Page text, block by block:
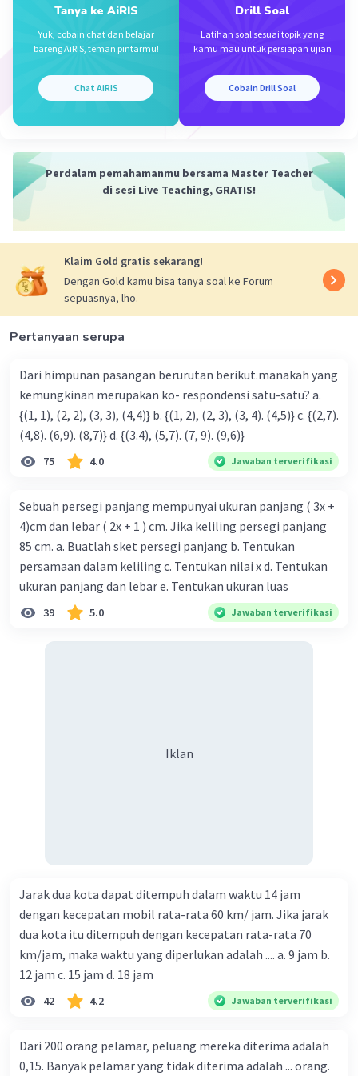
Iklan
Tanya ke AiRIS
Yuk, cobain chat dan belajar
bareng AiRIS, teman pintarmu!
Chat AiRIS
Drill Soal
Latihan soal sesuai topik yang
kamu mau untuk persiapan ujian
Cobain Drill Soal
Perdalam pemahamanmu bersama Master Teacher
di sesi Live Teaching, GRATIS!
Klaim Gold gratis sekarang!
Dengan Gold kamu bisa tanya soal ke Forum
sepuasnya, lho.
Pertanyaan serupa
Dari himpunan pasangan berurutan berikut.manakah yang
kemungkinan merupakan ko- respondensi satu-satu? a.
{(1, 1), (2, 2), (3, 3), (4,4)} b. {(1, 2), (2, 3), (3, 4). (4,5)} c. {(2,7).
(4,8). (6,9). (8,7)} d. {(3.4), (5,7). (7, 9). (9,6)}
75 4.0 Jawaban terverifikasi
Sebuah persegi panjang mempunyai ukuran panjang ( 3x +
4)cm dan lebar ( 2x + 1 ) cm. Jika keliling persegi panjang
85 cm. a. Buatlah sket persegi panjang b. Tentukan
persamaan dalam keliling c. Tentukan nilai x d. Tentukan
ukuran panjang dan lebar e. Tentukan ukuran luas
39 5.0 Jawaban terverifikasi
Iklan
Jarak dua kota dapat ditempuh dalam waktu 14 jam
dengan kecepatan mobil rata-rata 60 km/ jam. Jika jarak
dua kota itu ditempuh dengan kecepatan rata-rata 70
km/jam, maka waktu yang diperlukan adalah .... a. 9 jam b.
12 jam c. 15 jam d. 18 jam
42 4.2 Jawaban terverifikasi
Dari 200 orang pelamar, peluang mereka diterima adalah
0,15. Banyak pelamar yang tidak diterima adalah ... orang.